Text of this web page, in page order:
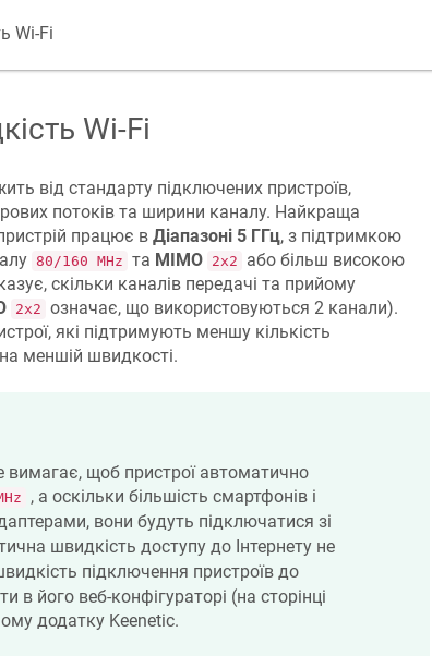
Wi-Fi
Wi-Fi
від стандарту підключених пристроїв,
потоків та ширини каналу. Найкраща
працює в Діапазоні 5 ГГц, з підтримкою
80/160 MHz та МІМО 2x2
або більш високою
скільки каналів передачі та прийому
2x2 означає, що використовуються 2 канали).
які підтримують меншу кількість
меншій швидкості.
вимагає, щоб пристрої автоматично
, а оскільки більшість смартфонів і
вони будуть підключатися зі
швидкість доступу до Інтернету не
підключення пристроїв до
його веб-конфігураторі (на сторінці
додатку Keenetic.